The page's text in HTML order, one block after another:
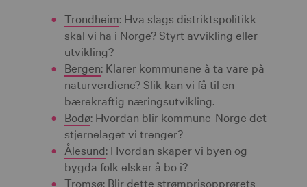
Trondheim: Hva slags distriktspolitikk
skal vi ha i Norge? Styrt avvikling eller
utvikling?
Bergen: Klarer kommunene å ta vare på
naturverdiene? Slik kan vi få til en
bærekraftig næringsutvikling.
Bodø: Hvordan blir kommune-Norge det
stjernelaget vi trenger?
Ålesund: Hvordan skaper vi byen og
bygda folk elsker å bo i?
Tromsø: Blir dette strømprisopprørets